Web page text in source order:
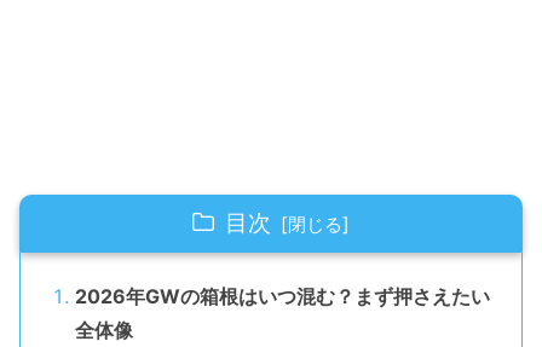
目次
2026年GWの箱根はいつ混む？まず押さえたい
全体像